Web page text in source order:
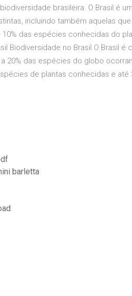
brasileira. O Brasil é
incluindo também aquelas que
das espécies conhecidas do
Biodiversidade no Brasil O Brasil é
20% das espécies do globo
de plantas conhecidas e até
barletta